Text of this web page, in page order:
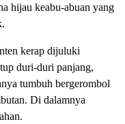
hijau keabu-abuan yang
kerap dijuluki
duri-duri panjang,
tumbuh bergerombol
Di dalamnya